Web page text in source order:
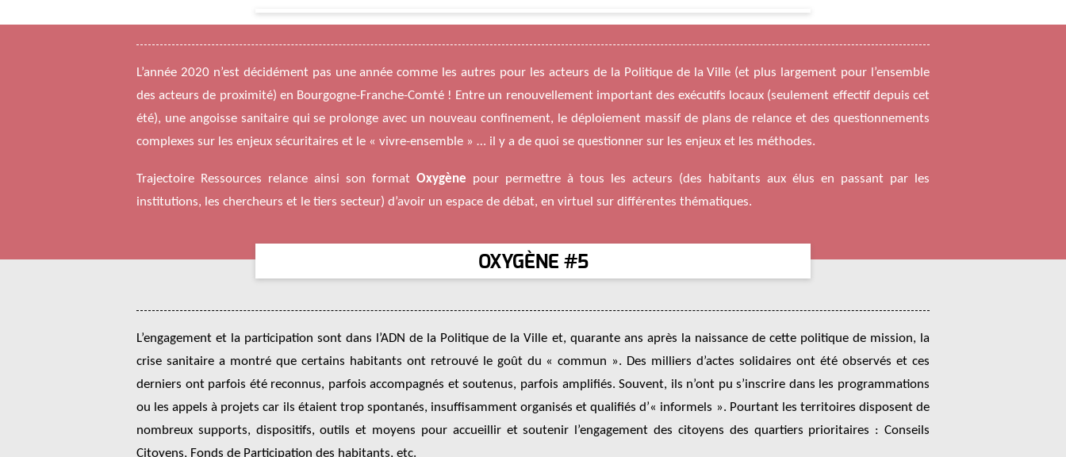
L’année 2020 n’est décidément pas une année comme les autres pour les acteurs de la Politique de la Ville (et plus largement pour l’ensemble
des acteurs de proximité) en Bourgogne-Franche-Comté ! Entre un renouvellement important des exécutifs locaux (seulement effectif depuis cet
été), une angoisse sanitaire qui se prolonge avec un nouveau confinement, le déploiement massif de plans de relance et des questionnements
complexes sur les enjeux sécuritaires et le « vivre-ensemble » … il y a de quoi se questionner sur les enjeux et les méthodes.
Trajectoire Ressources relance ainsi son format Oxygène pour permettre à tous les acteurs (des habitants aux élus en passant par les
institutions, les chercheurs et le tiers secteur) d’avoir un espace de débat, en virtuel sur différentes thématiques.
OXYGÈNE #5
L’engagement et la participation sont dans l’ADN de la Politique de la Ville et, quarante ans après la naissance de cette politique de mission, la
crise sanitaire a montré que certains habitants ont retrouvé le goût du « commun ». Des milliers d’actes solidaires ont été observés et ces
derniers ont parfois été reconnus, parfois accompagnés et soutenus, parfois amplifiés. Souvent, ils n’ont pu s’inscrire dans les programmations
ou les appels à projets car ils étaient trop spontanés, insuffisamment organisés et qualifiés d’« informels ». Pourtant les territoires disposent de
nombreux supports, dispositifs, outils et moyens pour accueillir et soutenir l’engagement des citoyens des quartiers prioritaires : Conseils
Citoyens, Fonds de Participation des habitants, etc.